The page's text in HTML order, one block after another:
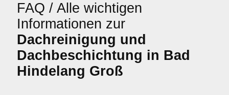
FAQ / Alle wichtigen
Informationen zur
Dachreinigung und
Dachbeschichtung in Bad
Hindelang Groß